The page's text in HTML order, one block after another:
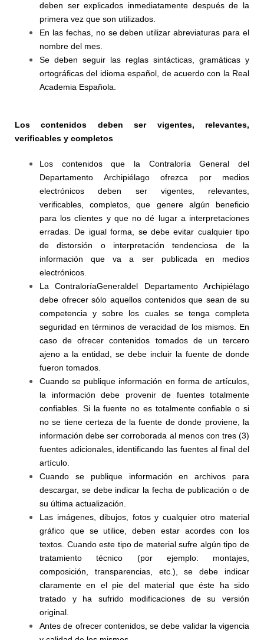
deben ser explicados inmediatamente después de la
primera vez que son utilizados.
En las fechas, no se deben utilizar abreviaturas para el
nombre del mes.
Se deben seguir las reglas sintácticas, gramáticas y
ortográficas del idioma español, de acuerdo con la Real
Academia Española.
Los contenidos deben ser vigentes, relevantes,
verificables y completos
Los contenidos que la Contraloría General del
Departamento Archipiélago ofrezca por medios
electrónicos deben ser vigentes, relevantes,
verificables, completos, que genere algún beneficio
para los clientes y que no dé lugar a interpretaciones
erradas. De igual forma, se debe evitar cualquier tipo
de distorsión o interpretación tendenciosa de la
información que va a ser publicada en medios
electrónicos.
La ContraloríaGeneraldel Departamento Archipiélago
debe ofrecer sólo aquellos contenidos que sean de su
competencia y sobre los cuales se tenga completa
seguridad en términos de veracidad de los mismos. En
caso de ofrecer contenidos tomados de un tercero
ajeno a la entidad, se debe incluir la fuente de donde
fueron tomados.
Cuando se publique información en forma de artículos,
la información debe provenir de fuentes totalmente
confiables. Si la fuente no es totalmente confiable o si
no se tiene certeza de la fuente de donde proviene, la
información debe ser corroborada al menos con tres (3)
fuentes adicionales, identificando las fuentes al final del
artículo.
Cuando se publique información en archivos para
descargar, se debe indicar la fecha de publicación o de
su última actualización.
Las imágenes, dibujos, fotos y cualquier otro material
gráfico que se utilice, deben estar acordes con los
textos. Cuando este tipo de material sufre algún tipo de
tratamiento técnico (por ejemplo: montajes,
composición, transparencias, etc.), se debe indicar
claramente en el pie del material que éste ha sido
tratado y ha sufrido modificaciones de su versión
original.
Antes de ofrecer contenidos, se debe validar la vigencia